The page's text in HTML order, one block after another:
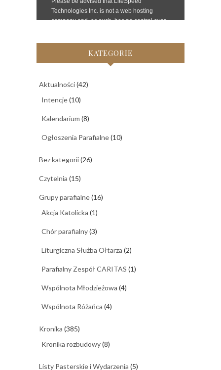
KATEGORIE
Aktualności(42)
Intencje(10)
Kalendarium (8)
Ogłoszenia Parafialne(10)
Bez kategorii(26)
Czytelnia (15)
Grupy parafialne(16)
Akcja Katolicka (1)
Chór parafialny(3)
Liturgiczna Służba Ołtarza (2)
Parafialny Zespół CARITAS (1)
Wspólnota Młodzieżowa (4)
Wspólnota Różańca (4)
Kronika (385)
Kronika rozbudowy(8)
Listy Pasterskie i Wydarzenia (5)